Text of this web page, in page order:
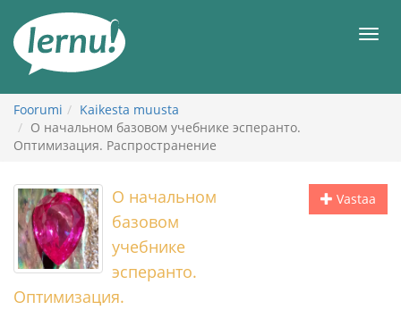
sisältöön
Foorumi
Kaikesta muusta
О начальном базовом учебнике эсперанто.
Оптимизация. Распространение
Vastaa
О начальном
базовом
учебнике
эсперанто.
Оптимизация.